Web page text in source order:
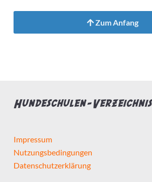
Zum Anfang
Hundeschulen-Verzeichnis
Impressum
Nutzungsbedingungen
Datenschutzerklärung